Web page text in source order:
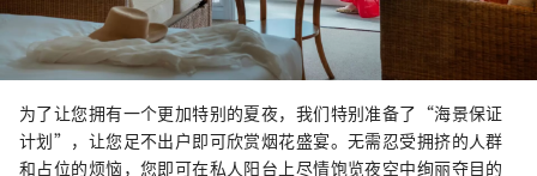
为了让您拥有一个更加特别的夏夜，我们特别准备了“海景保证
计划”，让您足不出户即可欣赏烟花盛宴。无需忍受拥挤的人群
和占位的烦恼，您即可在私人阳台上尽情饱览夜空中绚丽夺目的